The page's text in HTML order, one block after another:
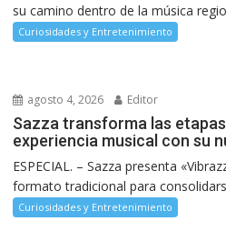
su camino dentro de la música
Curiosidades y Entretenimiento
agosto 4, 2026 Editor
Sazza transforma las
experiencia musical con su
ESPECIAL. – Sazza presenta
formato tradicional para
Curiosidades y Entretenimiento